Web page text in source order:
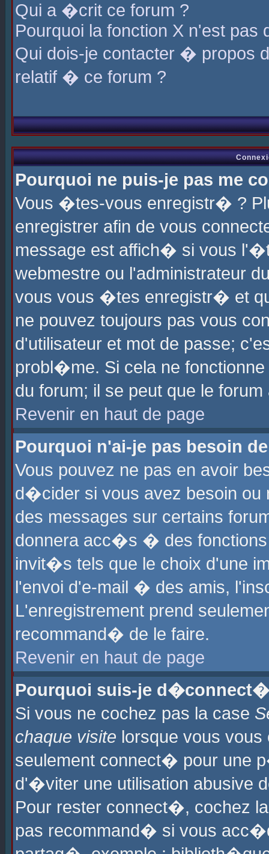
Qui a �crit ce forum ?
Pourquoi la fonction X n'est pas
Qui dois-je contacter � propos
relatif � ce forum ?
Pourquoi ne puis-je pas me
Vous �tes-vous enregistr� ?
enregistrer afin de vous
message est affich� si vous
webmestre ou l'administrateur
vous vous �tes enregistr� et
ne pouvez toujours pas vous
d'utilisateur et mot de passe;
probl�me. Si cela ne
du forum; il se peut que le
Revenir en haut de page
Pourquoi n'ai-je pas besoin
Vous pouvez ne pas en avoir
d�cider si vous avez besoin ou
des messages sur certains
donnera acc�s � des fonctions
invit�s tels que le choix d'une
l'envoi d'e-mail � des amis,
L'enregistrement prend
recommand� de le faire.
Revenir en haut de page
Pourquoi suis-je
Si vous ne cochez pas la case
chaque visite lorsque vous
seulement connect� pour une
d'�viter une utilisation abusive
Pour rester connect�, cochez
pas recommand� si vous